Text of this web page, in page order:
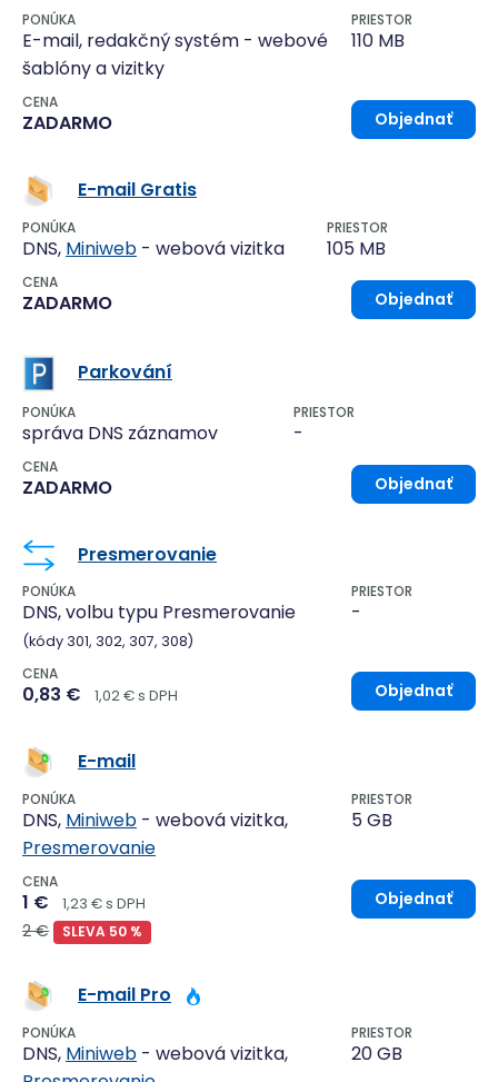
PONÚKA
E-mail, redakčný systém - webové
šablóny a vizitky
PRIESTOR
110 MB
CENA
ZADARMO Objednať
E-mail Gratis
PONÚKA
DNS, Miniweb - webová vizitka
PRIESTOR
105 MB
CENA
ZADARMO Objednať
Parkování
PONÚKA
správa DNS záznamov
PRIESTOR
-
CENA
ZADARMO Objednať
Presmerovanie
PONÚKA
DNS, volbu typu Presmerovanie
(kódy 301, 302, 307, 308)
PRIESTOR
-
CENA
0,83 € 1,02 € s DPH Objednať
E-mail
PONÚKA
DNS, Miniweb - webová vizitka,
Presmerovanie
PRIESTOR
5 GB
CENA
1 € 1,23 € s DPH
2 € SLEVA 50 %
Objednať
E-mail Pro
PONÚKA
DNS, Miniweb - webová vizitka,
PRIESTOR
20 GB